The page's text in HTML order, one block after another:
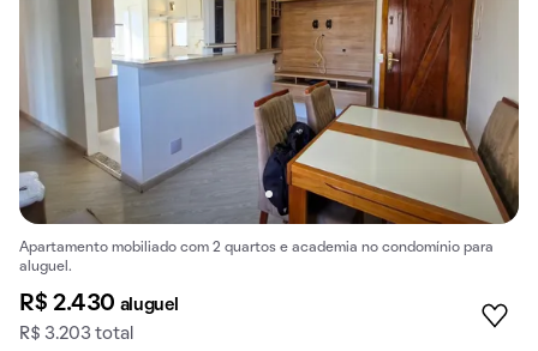
Apartamento mobiliado com 2 quartos e academia no condomínio para
aluguel.
R$ 2.430 aluguel
R$ 3.203 total